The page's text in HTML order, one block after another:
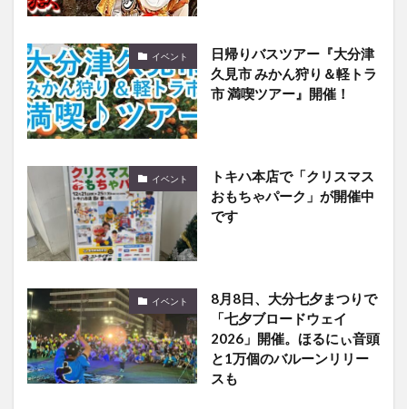
イベント
日帰りバスツアー『大分津
久見市 みかん狩り＆軽トラ
市 満喫ツアー』開催！
イベント
トキハ本店で「クリスマス
おもちゃパーク」が開催中
です
イベント
8月8日、大分七夕まつりで
「七夕ブロードウェイ
2026」開催。ほるにぃ音頭
と1万個のバルーンリリー
スも